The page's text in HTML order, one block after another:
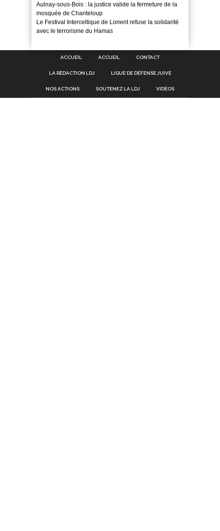
Aulnay-sous-Bois : la justice valide la fermeture de la
mosquée de Chanteloup
Le Festival Interceltique de Lorient refuse la solidarité
avec le terrorisme du Hamas
ACCUEIL ACCUEIL CONTACT
LA RÉDACTION LDJ LIGUE DE DÉFENSE JUIVE
NOS ACTIONS SOUTENEZ LA LDJ VIDÉOS